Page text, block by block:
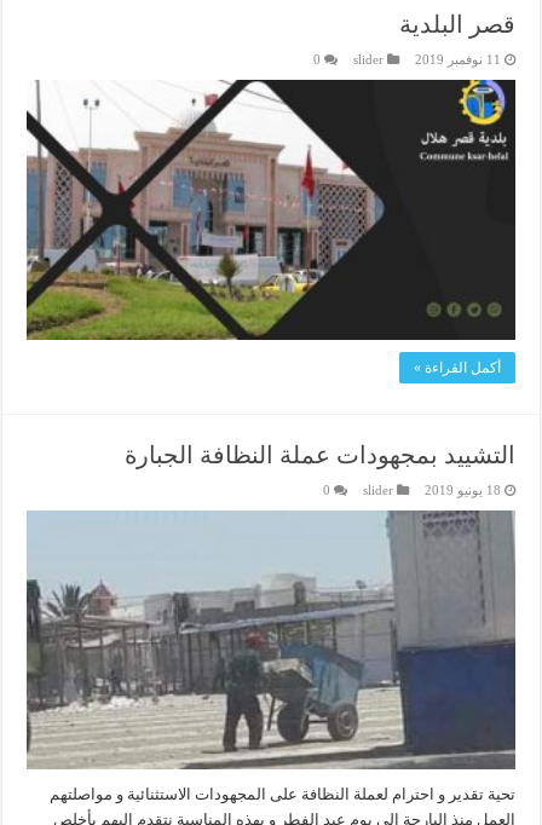
قصر البلدية
11 نوفمبر 2019 slider
0
أكمل القراءة »
التشييد بمجهودات عملة النظافة الجبارة
18 يونيو 2019 slider
0
تحية تقدير و احترام لعملة النظافة على المجهودات الاستثنائية و مواصلتهم
العمل منذ البارحة إلى يوم عيد الفطر و بهذه المناسبة نتقدم إليهم بأخلص